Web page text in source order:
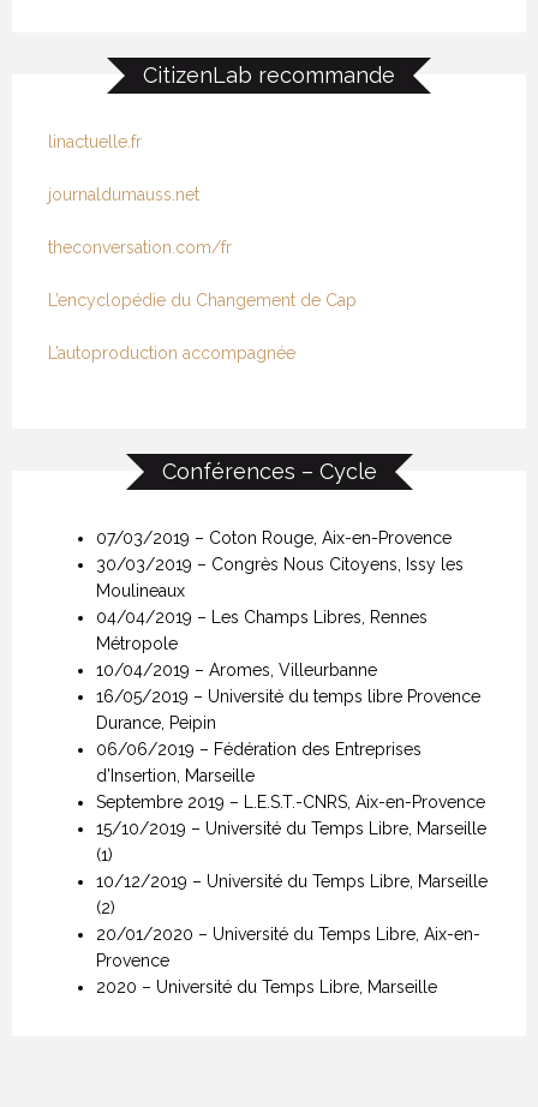
CitizenLab recommande
linactuelle.fr
journaldumauss.net
theconversation.com/fr
L’encyclopédie du Changement de Cap
L’autoproduction accompagnée
Conférences – Cycle
07/03/2019 – Coton Rouge, Aix-en-Provence
30/03/2019 – Congrès Nous Citoyens, Issy les
Moulineaux
04/04/2019 – Les Champs Libres, Rennes
Métropole
10/04/2019 – Aromes, Villeurbanne
16/05/2019 – Université du temps libre Provence
Durance, Peipin
06/06/2019 – Fédération des Entreprises
d’Insertion, Marseille
Septembre 2019 – L.E.S.T.-CNRS, Aix-en-Provence
15/10/2019 – Université du Temps Libre, Marseille
(1)
10/12/2019 – Université du Temps Libre, Marseille
(2)
20/01/2020 – Université du Temps Libre, Aix-en-
Provence
2020 – Université du Temps Libre, Marseille